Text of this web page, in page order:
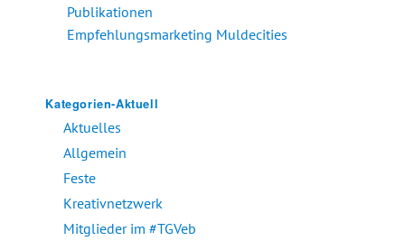
Publikationen
Empfehlungsmarketing Muldecities
Kategorien-Aktuell
Aktuelles
Allgemein
Feste
Kreativnetzwerk
Mitglieder im #TGVeb